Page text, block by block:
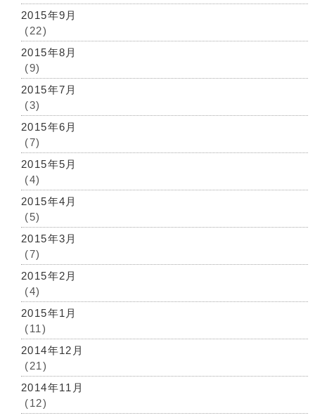
2015年9月
(22)
2015年8月
(9)
2015年7月
(3)
2015年6月
(7)
2015年5月
(4)
2015年4月
(5)
2015年3月
(7)
2015年2月
(4)
2015年1月
(11)
2014年12月
(21)
2014年11月
(12)